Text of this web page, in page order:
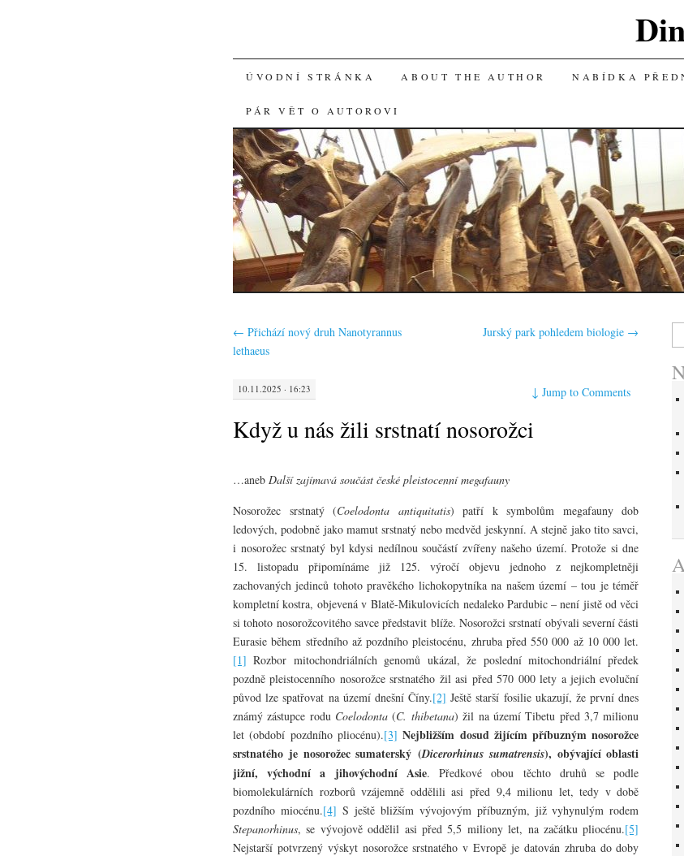
SKIP
TO
CONTENT
ÚVODNÍ STRÁNKA ABOUT THE AUTHOR NABÍDKA
PÁR VĚT O AUTOROVI
← Přichází nový druh Nanotyrannus
lethaeus
Jurský park pohledem biologie →
10.11.2025 · 16:23 ↓Jump to Comments
Když u nás žili srstnatí nosorožci
…aneb Další zajímavá součást české pleistocenní megafauny
Nosorožec srstnatý (Coelodonta antiquitatis) patří k symbolům megafauny dob
ledových, podobně jako mamut srstnatý nebo medvěd jeskynní. A stejně jako tito savci,
i nosorožec srstnatý byl kdysi nedílnou součástí zvířeny našeho území. Protože si dne
15. listopadu připomínáme již 125. výročí objevu jednoho z nejkompletněji
zachovaných jedinců tohoto pravěkého lichokopytníka na našem území – tou je téměř
kompletní kostra, objevená v Blatě-Mikulovicích nedaleko Pardubic – není jistě od věci
si tohoto nosorožcovitého savce představit blíže. Nosorožci srstnatí obývali severní části
Eurasie během středního až pozdního pleistocénu, zhruba před 550 000 až 10 000 let.
[1] Rozbor mitochondriálních genomů ukázal, že poslední mitochondriální předek
pozdně pleistocenního nosorožce srstnatého žil asi před 570 000 lety a jejich evoluční
původ lze spatřovat na území dnešní Číny.[2] Ještě starší fosilie ukazují, že první dnes
známý zástupce rodu Coelodonta (C. thibetana) žil na území Tibetu před 3,7 milionu
let (období pozdního pliocénu).[3] Nejbližším dosud žijícím příbuzným nosorožce
srstnatého je nosorožec sumaterský (Dicerorhinus sumatrensis), obývající oblasti
jižní, východní a jihovýchodní Asie. Předkové obou těchto druhů se podle
biomolekulárních rozborů vzájemně oddělili asi před 9,4 milionu let, tedy v době
pozdního miocénu.[4] S ještě bližším vývojovým příbuzným, již vyhynulým rodem
Stepanorhinus, se vývojově oddělil asi před 5,5 miliony let, na začátku pliocénu.[5]
Nejstarší potvrzený výskyt nosorožce srstnatého v Evropě je datován zhruba do doby